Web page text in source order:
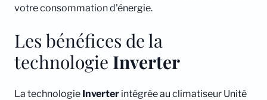
votre consommation d'énergie.
Les bénéfices de la
technologie Inverter
La technologie Inverter intégrée au climatiseur Unité